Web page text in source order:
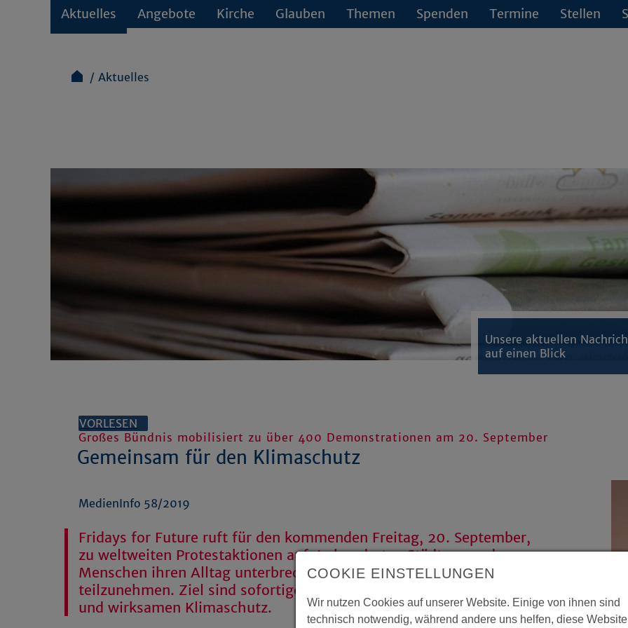
Aktuelles Angebote Kirche Glauben Themen Spenden Termine Stellen
Aktuelles
Unsere aktuellen
auf einen Blick
VORLESEN
Großes Bündnis mobilisiert zu über 400 Demonstrationen am 20. September
Gemeinsam für den Klimaschutz
MedienInfo 58/2019
Fridays for Future ruft für den kommenden Freitag, 20. September,
zu weltweiten Protestaktionen auf. In hunderten Städten werden
Menschen ihren Alltag unterbrechen, um an den Demonstrationen
teilzunehmen. Ziel sind sofortige Maßnahmen für einen gerechten
und wirksamen Klimaschutz.
COOKIE EINSTELLUNGEN
Wir nutzen Cookies auf unserer Website. Einige von ihnen sind
technisch notwendig, während andere uns helfen, diese Website